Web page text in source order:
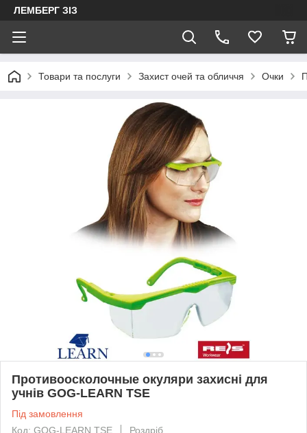
ЛЕМБЕРГ ЗІЗ
Товари та послуги Захист очей та обличчя Очки
Противоосколочные окуляри захисні для
учнів GOG-LEARN TSE
Під замовлення
Код: GOG-LEARN TSE
Роздріб